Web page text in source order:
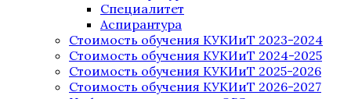
Специалитет
Аспирантура
Стоимость обучения КУКИиТ 2023-2024
Стоимость обучения КУКИиТ 2024-2025
Стоимость обучения КУКИиТ 2025-2026
Стоимость обучения КУКИиТ 2026-2027